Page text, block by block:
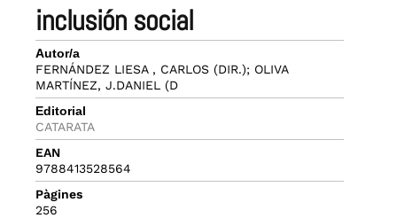
inclusión social
Autor/a
FERNÁNDEZ LIESA , CARLOS (DIR.); OLIVA
MARTÍNEZ, J.DANIEL (D
Editorial
CATARATA
EAN
9788413528564
Pàgines
256